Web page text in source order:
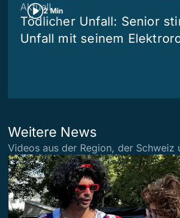
2 Min
Aktuell
Tödlicher Unfall: Senior
Unfall mit seinem
Weitere News
Videos aus der Region, der Schweiz